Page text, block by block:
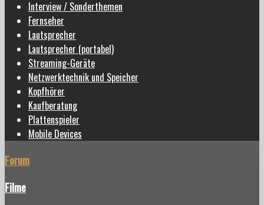
Interview / Sonderthemen
Fernseher
Lautsprecher
Lautsprecher (portabel)
Streaming-Geräte
Netzwerktechnik und Speicher
Kopfhörer
Kaufberatung
Plattenspieler
Mobile Devices
Forum
Filme